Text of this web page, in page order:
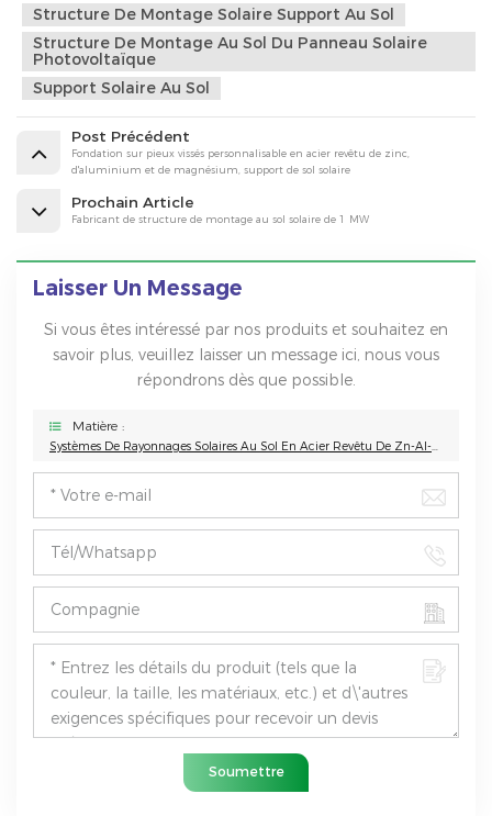
Structure De Montage Solaire Support Au Sol
Structure De Montage Au Sol Du Panneau Solaire
Photovoltaïque
Support Solaire Au Sol
Post Précédent
Fondation sur pieux vissés personnalisable en acier revêtu de zinc,
d'aluminium et de magnésium, support de sol solaire
Prochain Article
Fabricant de structure de montage au sol solaire de 1 MW
Laisser Un Message
Si vous êtes intéressé par nos produits et souhaitez en
savoir plus, veuillez laisser un message ici, nous vous
répondrons dès que possible.
Matière :
Systèmes De Rayonnages Solaires Au Sol En Acier Revêtu De Zn-Al-Mg À Haute Durabilité
Soumettre